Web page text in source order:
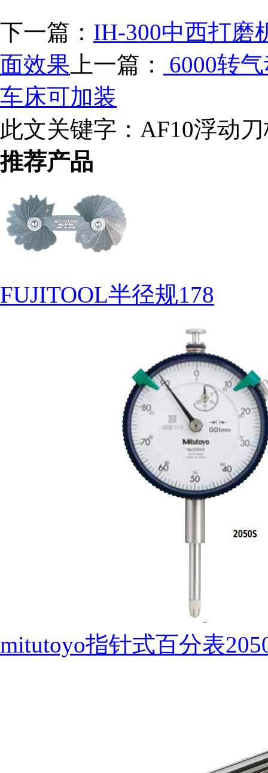
下一篇： IH-300中西打磨
面效果 上一篇：
6000转
车床可加装
此文关键字： AF10浮动
推荐产品
FUJITOOL半径规178
mitutoyo指针式百分表